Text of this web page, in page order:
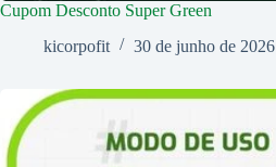
Cupom Desconto Super Green
kicorpofit
30 de junho de 2026